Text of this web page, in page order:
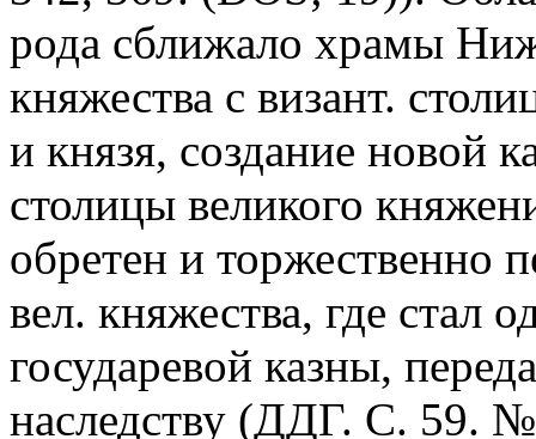
рода сближало храмы
княжества с визант.
и князя, создание новой
столицы великого
обретен и торжественно
вел. княжества, где стал
государевой казны,
наследству (ДДГ. С. 59.